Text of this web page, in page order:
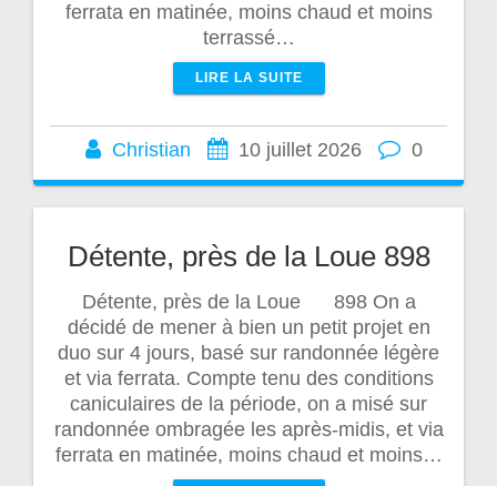
ferrata en matinée, moins chaud et moins
terrassé…
LIRE LA SUITE
Christian 10 juillet 2026 0
Détente, près de la Loue 898
Détente, près de la Loue 898 On a
décidé de mener à bien un petit projet en
duo sur 4 jours, basé sur randonnée légère
et via ferrata. Compte tenu des conditions
caniculaires de la période, on a misé sur
randonnée ombragée les après-midis, et via
ferrata en matinée, moins chaud et moins…